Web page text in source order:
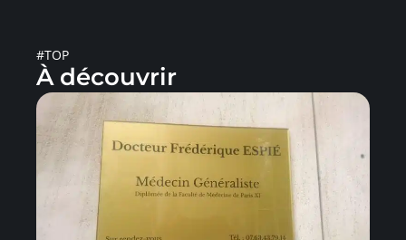
#TOP
À découvrir